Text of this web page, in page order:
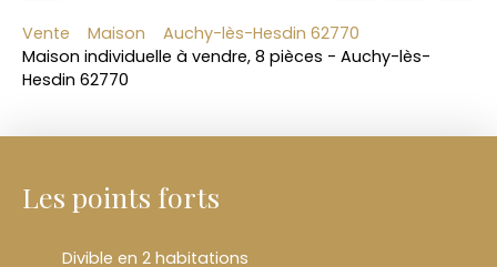
Vente Maison
Auchy-lès-Hesdin 62770
Maison individuelle à vendre, 8 pièces - Auchy-lès-
Hesdin 62770
Les points forts
Divible en 2 habitations